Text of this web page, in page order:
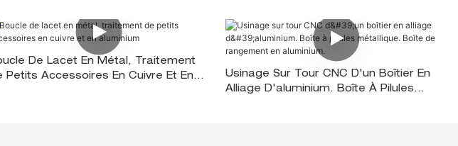
De Lacet En Métal, Traitement
Petits Accessoires En Cuivre Et En
Usinage Sur Tour CNC D'un Boîtier En
Alliage D'aluminium. Boîte À Pilules